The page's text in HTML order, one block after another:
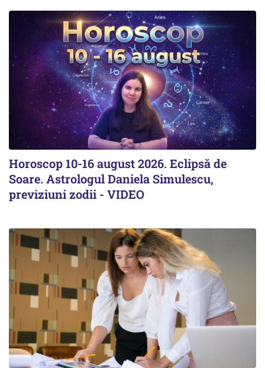
Horoscop 10-16 august 2026. Eclipsă de
Soare. Astrologul Daniela Simulescu,
previziuni zodii - VIDEO